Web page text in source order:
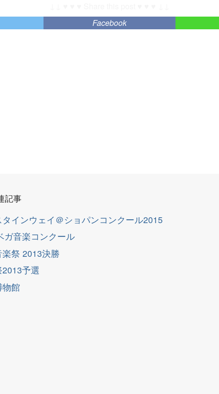
Facebook
記事
インウェイ＠ショパンコンクール2015
ガ音楽コンクール
祭 2013決勝
予選
物館